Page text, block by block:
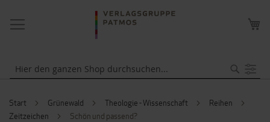
NAVIGATION
UMSCHALTEN
Start Grünewald Theologie - Wissenschaft
Reihen
Zeitzeichen
Schön und passend?